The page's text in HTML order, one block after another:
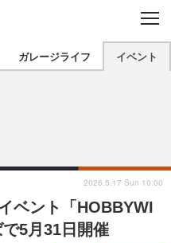
C
O
S
E
ロショップを地域から探す
北陸
関西
ガレージライフ イベント
ベント「HOBBYWI
5月31日開催
2026.5.17 Sun 10:00